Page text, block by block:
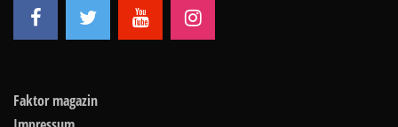
Faktor magazin